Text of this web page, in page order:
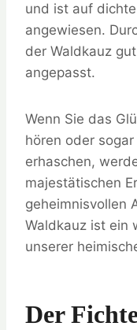
und ist auf
angewiesen.
der Waldkauz
angepasst.
Wenn Sie das
hören oder
erhaschen,
majestätischen
geheimnisvollen
Waldkauz ist ein
unserer
Der